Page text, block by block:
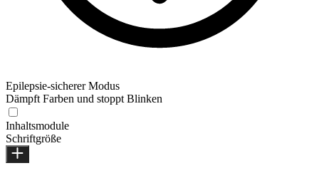
Epilepsie-sicherer Modus
Dämpft Farben und stoppt Blinken
Inhaltsmodule
Schriftgröße